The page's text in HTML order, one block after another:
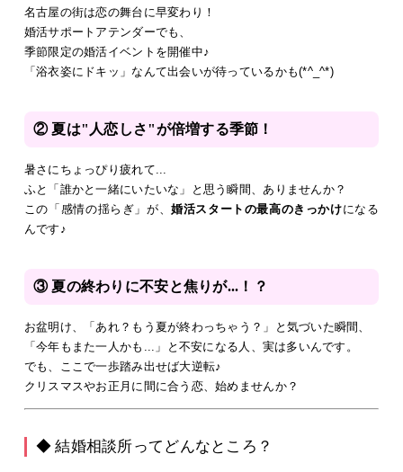
名古屋の街は恋の舞台に早変わり！
婚活サポートアテンダーでも、
季節限定の婚活イベントを開催中♪
「浴衣姿にドキッ」なんて出会いが待っているかも(*^_^*)
② 夏は"人恋しさ"が倍増する季節！
暑さにちょっぴり疲れて...
ふと「誰かと一緒にいたいな」と思う瞬間、ありませんか？
この「感情の揺らぎ」が、婚活スタートの最高のきっかけになる
んです♪
③ 夏の終わりに不安と焦りが...！？
お盆明け、「あれ？もう夏が終わっちゃう？」と気づいた瞬間、
「今年もまた一人かも...」と不安になる人、実は多いんです。
でも、ここで一歩踏み出せば大逆転♪
クリスマスやお正月に間に合う恋、始めませんか？
◆ 結婚相談所ってどんなところ？